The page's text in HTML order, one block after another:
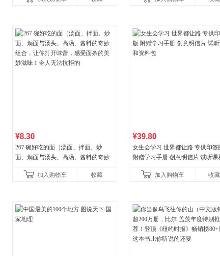
¥8.30
267 碗好吃的面（汤面、拌面、炒
面、焗面与汤头、高汤、酱料的奇妙
妙滋味！令人无法抗拒的
加入购物车 收藏
¥39.80
女生会学习 世界都让路 专供印签
附赠学习手册 创意明信片 试听课
加入购物车
收藏